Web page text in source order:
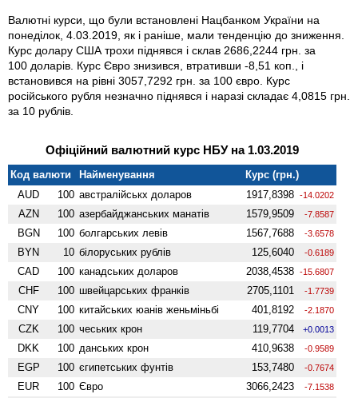
Валютні курси, що були встановлені Нацбанком України на
понеділок, 4.03.2019, як і раніше, мали тенденцію до зниження.
Курс долару США трохи піднявся і склав 2686,2244 грн. за
100 доларів. Курс Євро знизився, втративши -8,51 коп., і
встановився на рівні 3057,7292 грн. за 100 євро. Курс
російського рубля незначно піднявся і наразі складає 4,0815 грн.
за 10 рублів.
Офіційний валютний курс НБУ на 1.03.2019
Код валюти Найменування
Курс (грн.)
AUD
100 австралійськх доларов 1917,8398 -14.0202
AZN 100 азербайджанських манатів 1579,9509 -7.8587
BGN 100 болгарських левів 1567,7688 -3.6578
BYN 10 білоруських рублів 125,6040 -0.6189
CAD 100 канадських доларов 2038,4538 -15.6807
CHF 100 швейцарських франків 2705,1101 -1.7739
CNY 100 китайських юанів женьмiньбi 401,8192 -2.1870
CZK 100 чеських крон 119,7704 +0.0013
DKK 100 данських крон 410,9638 -0.9589
EGP 100 єгипетських фунтів 153,7480 -0.7674
EUR 100 Євро 3066,2423 -7.1538